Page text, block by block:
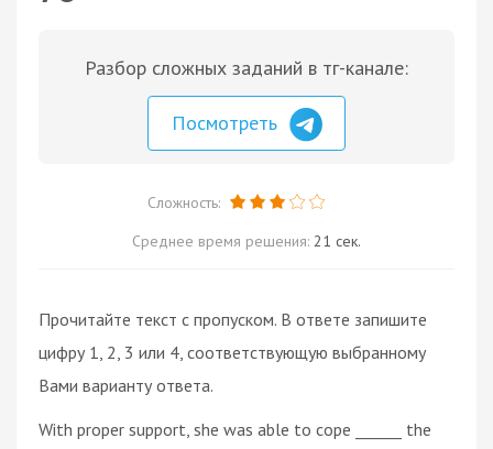
Разбор сложных заданий в тг-канале:
Посмотреть
Сложность:
Среднее время решения: 21 сек.
Прочитайте текст с пропуском. В ответе запишите
цифру 1, 2, 3 или 4, соответствующую выбранному
Вами варианту ответа.
With proper support, she was able to cope ______ the